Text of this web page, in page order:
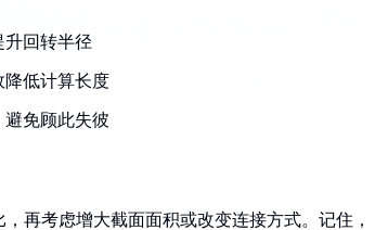
升回转半径
降低计算长度
免顾此失彼
再考虑增大截面面积或改变连接方式。记住，